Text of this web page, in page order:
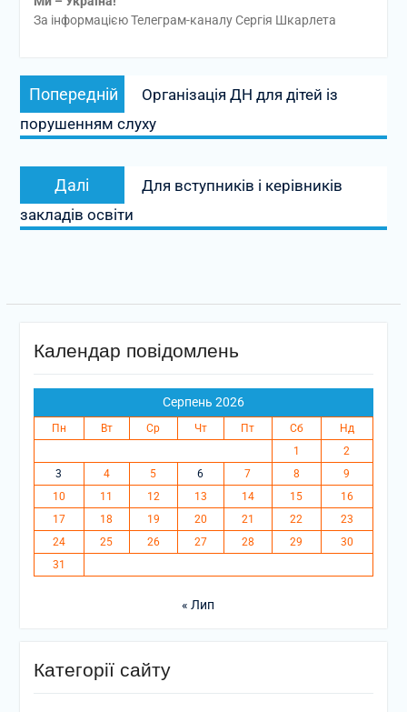
За інформацією Телеграм-каналу Сергія Шкарлета
Навігація
записів
Попередній
запис:
Організація ДН для дітей із
порушенням слуху
Далі
запис:
Для вступників і керівників
закладів освіти
Календар повідомлень
Серпень 2026
Пн Вт Ср Чт Пт Сб
Нд
1
2
3
4 5 6 7 8
9
10
11 12 13 14 15
16
17
18 19 20 21 22
23
24
25 26 27 28 29
30
31
« Лип
Категорії сайту